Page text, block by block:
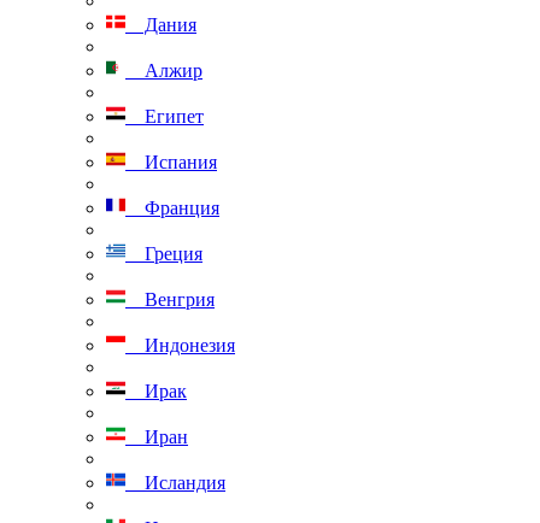
Дания
Алжир
Египет
Испания
Франция
Греция
Венгрия
Индонезия
Ирак
Иран
Исландия